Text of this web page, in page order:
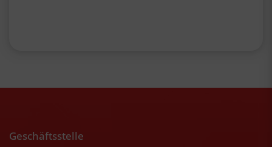
Geschäftsstelle